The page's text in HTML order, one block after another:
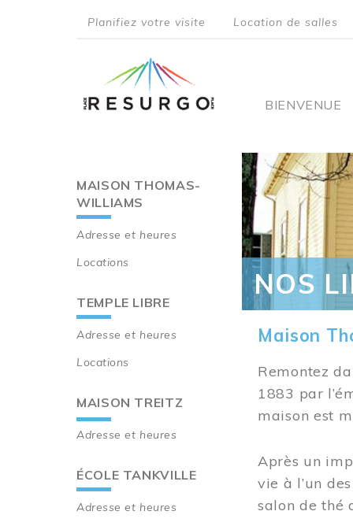
menu
Planifiez votre visite Location de salles
Main
BIENVENUE
Main
navigation
MAISON THOMAS-
WILLIAMS
Adresse et heures
Locations
TEMPLE LIBRE
Adresse et heures
Locations
MAISON TREITZ
Adresse et heures
ÉCOLE TANKVILLE
Adresse et heures
NOS
Maison
Remontez
1883 par
maison est
Après un
vie à l’un
salon de thé